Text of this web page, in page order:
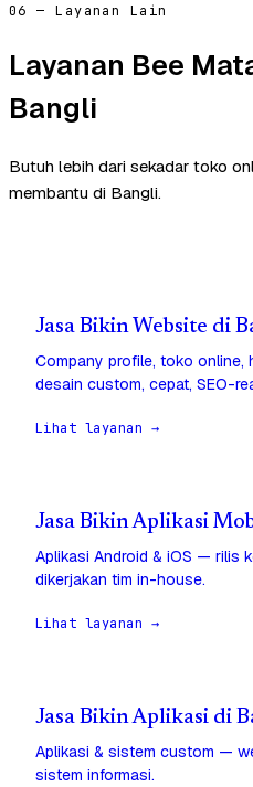
06 — Layanan Lain
Layanan Bee
Bangli
Butuh lebih dari sekadar toko
membantu di Bangli.
Jasa Bikin Website di
Company profile, toko
desain custom, cepat, SEO-
Lihat layanan →
Jasa Bikin Aplikasi
Aplikasi Android & iOS — rilis
dikerjakan tim in-house.
Lihat layanan →
Jasa Bikin Aplikasi di
Aplikasi & sistem custom —
sistem informasi.